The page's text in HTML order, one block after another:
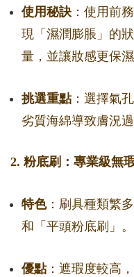
使用秘訣 ：使用前
現「濕潤膨脹」的
量，並讓妝感更保濕
挑選重點：選擇氣
劣質海綿導致膚況過
2. 粉底刷：專業級無
特色：刷具種類繁
和「平頭粉底刷」。
優點：遮瑕度較高